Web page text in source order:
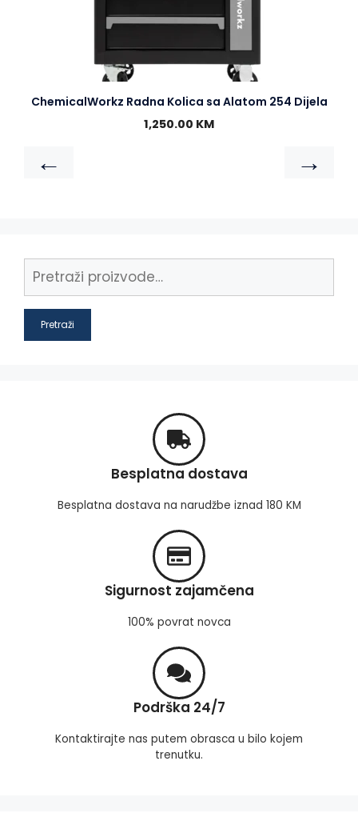
ChemicalWorkz Radna Kolica sa Alatom 254 Dijela
1,250.00 KM
← →
Pretraži
Besplatna dostava
Besplatna dostava na narudžbe iznad 180 KM
Sigurnost zajamčena
100% povrat novca
Podrška 24/7
Kontaktirajte nas putem obrasca u bilo kojem
trenutku.